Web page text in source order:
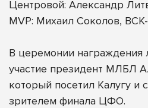
Центровой: Александр
MVP: Михаил Соколов,
В церемонии награждения
участие президент МЛБЛ
который посетил Калугу и
зрителем финала ЦФО.